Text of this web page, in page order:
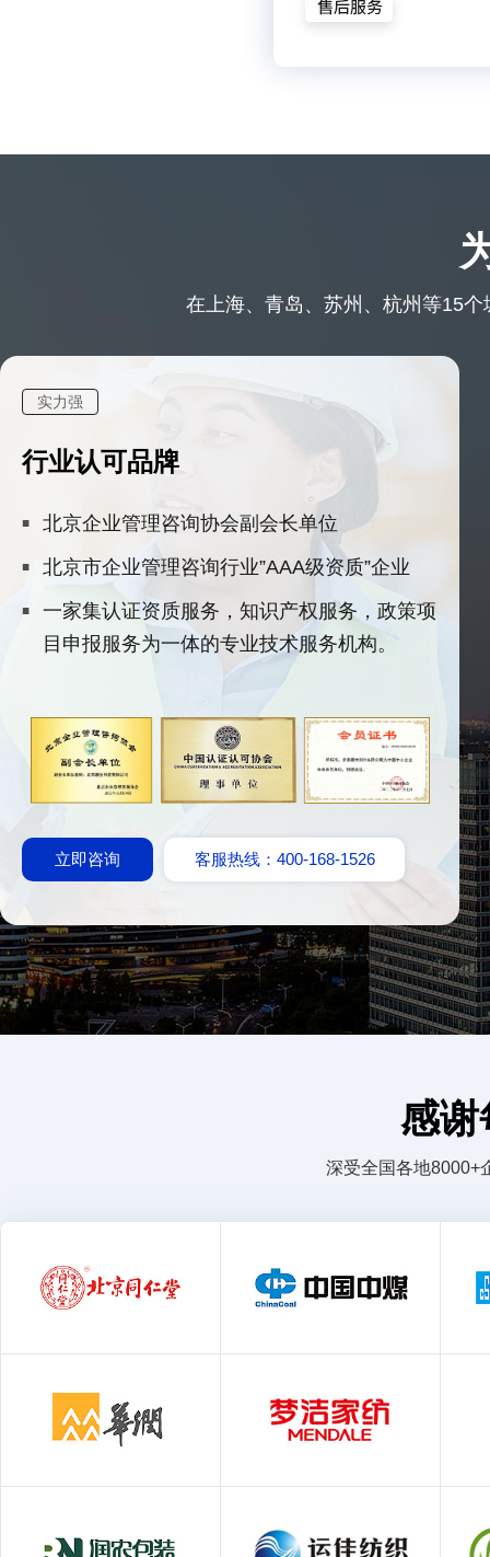
在上海、青岛、苏州、杭州等15
实力强
行业认可品牌
北京企业管理咨询协会副会长单位
北京市企业管理咨询行业”AAA级资质”企业
一家集认证资质服务，知识产权服务，政策项
目申报服务为一体的专业技术服务机构。
立即咨询 客服热线：400-168-1526
感谢
深受全国各地8000+